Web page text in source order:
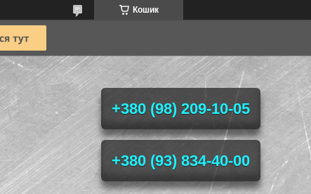
Кошик
+380 (98) 209-10-05
+380 (93) 834-40-00